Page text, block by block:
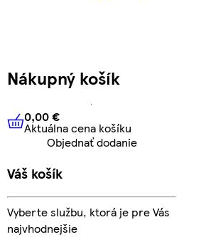
Nákupný košík
0,00 € Aktuálna cena košíku
0,00 €
Aktuálna cena košíku
Objednať dodanie
Váš košík
Vyberte službu, ktorá je pre Vás
najvhodnejšie